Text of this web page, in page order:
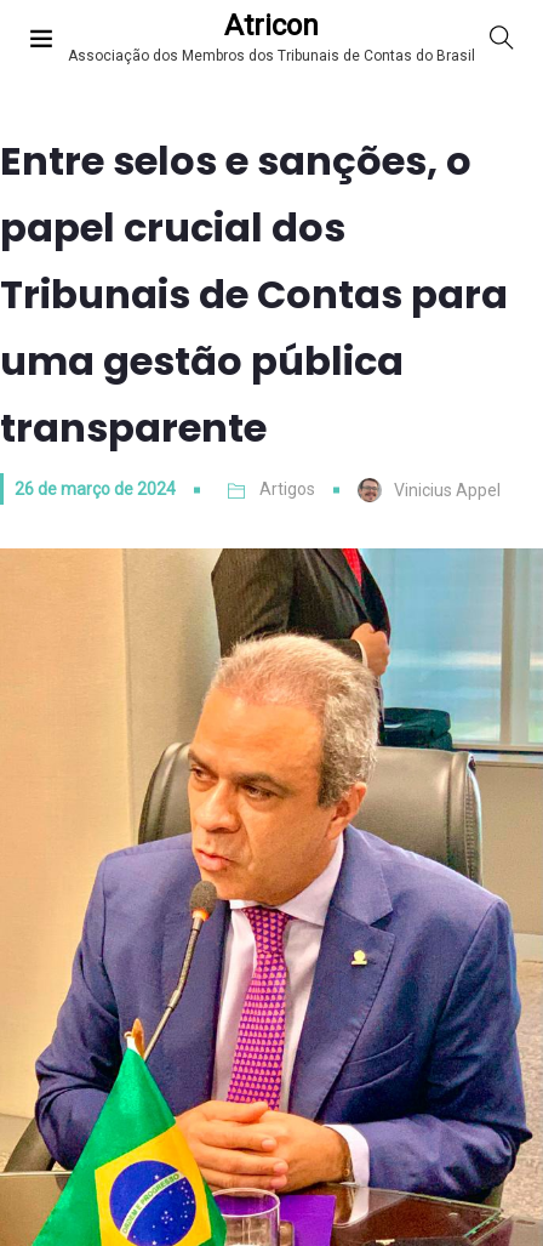
Atricon
Associação dos Membros dos Tribunais de Contas do Brasil
Entre selos e sanções, o
papel crucial dos
Tribunais de Contas para
uma gestão pública
transparente
26 de março de 2024 Artigos Vinicius Appel